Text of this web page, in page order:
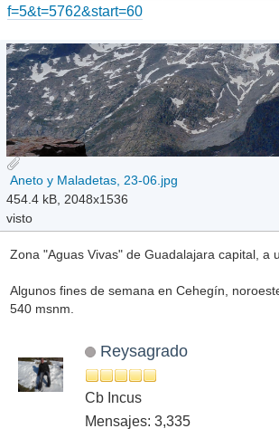
f=5&t=5762&start=60
Aneto y Maladetas, 23-06.jpg
454.4 kB, 2048x1536
visto
Zona "Aguas Vivas" de Guadalajara capital, a
Algunos fines de semana en Cehegín,
540 msnm.
Reysagrado
Cb Incus
Mensajes: 3,335